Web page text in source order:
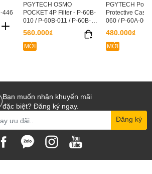
446
PGYTECH OSMO
POCKET 4P Filter - P-60B-
010 / P-60B-011 / P-60B-
012 / P-60B-013
560.000₫
MỚI
PGYTECH
Protective Case
060 / P-60A-061
062
480.000₫
MỚI
Bạn muốn nhận khuyến mãi
đặc biệt? Đăng ký ngay.
Đăng ký